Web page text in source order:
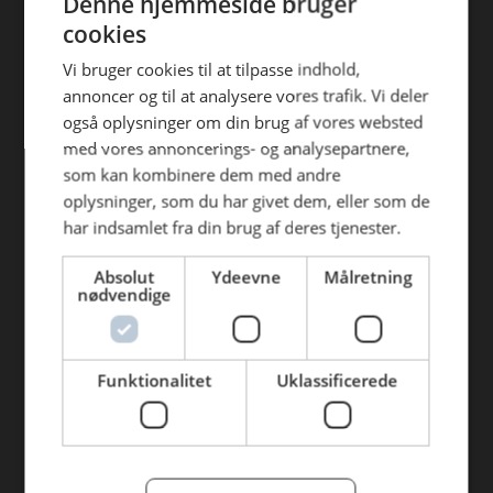
Find din afdeling
AB Catering Aalborg
AB Catering Århus
AB Catering Holstebro
AB Catering Ribe
AB Catering København
Genveje
BLUS 16. udgave
efterfølgende anvendelse heraf.
cookies
Vi bruger cookies til at tilpasse indhold,
annoncer og til at analysere vores trafik. Vi deler
også oplysninger om din brug af vores websted
med vores annoncerings- og analysepartnere,
som kan kombinere dem med andre
oplysninger, som du har givet dem, eller som de
har indsamlet fra din brug af deres tjenester.
Absolut
nødvendige
Ydeevne Målretning
Funktionalitet Uklassificerede